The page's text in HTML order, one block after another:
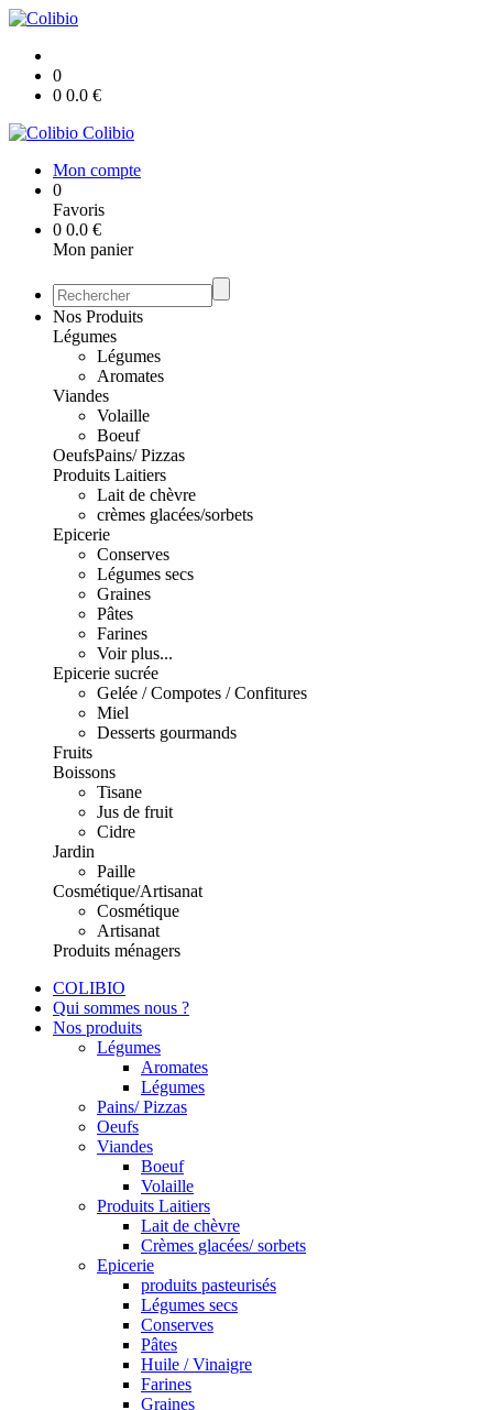
0
0 0.0 €
Colibio
Mon compte
0
Favoris
0 0.0 €
Mon panier
Nos Produits
Légumes
Légumes
Aromates
Viandes
Volaille
Boeuf
OeufsPains/ Pizzas
Produits Laitiers
Lait de chèvre
crèmes glacées/sorbets
Epicerie
Conserves
Légumes secs
Graines
Pâtes
Farines
Voir plus...
Epicerie sucrée
Gelée / Compotes / Confitures
Miel
Desserts gourmands
Fruits
Boissons
Tisane
Jus de fruit
Cidre
Jardin
Paille
Cosmétique/Artisanat
Cosmétique
Artisanat
Produits ménagers
COLIBIO
Qui sommes nous ?
Nos produits
Légumes
Aromates
Légumes
Pains/ Pizzas
Oeufs
Viandes
Boeuf
Volaille
Produits Laitiers
Lait de chèvre
Crèmes glacées/ sorbets
Epicerie
produits pasteurisés
Légumes secs
Conserves
Pâtes
Huile / Vinaigre
Farines
Graines